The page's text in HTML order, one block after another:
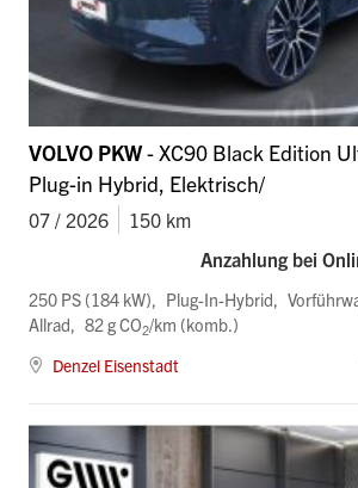
VOLVO PKW- XC90 Black Edition
Plug-in Hybrid, Elektrisch/
07 / 2026 150 km
Anzahlung bei
250 PS (184 kW) Plug-In-Hybrid
Allrad
82 g CO2/km (komb.)
Denzel Eisenstadt